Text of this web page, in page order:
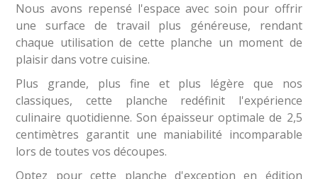
Nous avons repensé l'espace avec soin pour offrir
une surface de travail plus généreuse, rendant
chaque utilisation de cette planche un moment de
plaisir dans votre cuisine.
Plus grande, plus fine et plus légère que nos
classiques, cette planche redéfinit l'expérience
culinaire quotidienne. Son épaisseur optimale de 2,5
centimètres garantit une maniabilité incomparable
lors de toutes vos découpes.
Optez pour cette planche d'exception en édition